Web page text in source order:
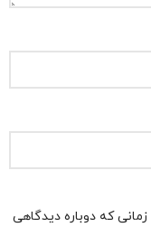
که دوباره دیدگاهی